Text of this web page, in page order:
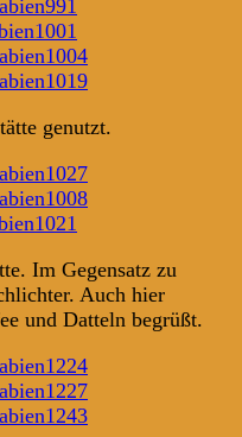
genutzt.
Im Gegensatz zu
Auch hier
und Datteln begrüßt.